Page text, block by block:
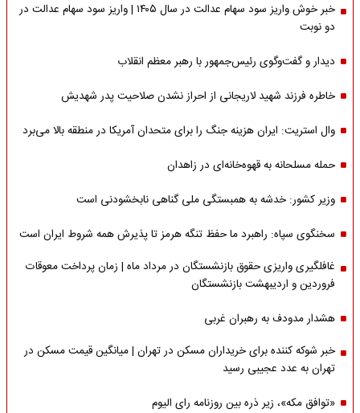
خبر خوش واریز سود سهام عدالت در سال ۱۴۰۵ | واریز سود سهام عدالت در
دو نوبت
دیدار و گفت‌وگوی رئیس‌جمهور با رهبر معظم انقلاب
خاطره فرزند شهید لاریجانی از احراز نشدن صلاحیت پدر شهدیش
وال استریت: ایران هزینه جنگ را برای متحدان آمریکا در منطقه بالا می‌برد
حمله مسلحانه به قهوه‌خانه‌ای در زاهدان
وزیر کشور: خدشه به همبستگی ملی گناهی نابخشودنی است
سخنگوی سپاه: راهبرد ما حفظ تنگه هرمز تا پذیرش همه شروط ایران است
غافلگیری واریزی حقوق بازنشستگان در مرداد ماه | زمان پرداخت معوقات
فروردین و اردیبهشت بازنشستگان
هشدار مدودف به رهبران غربی
خبر شوکه کننده برای خریداران مسکن در تهران | میانگین قیمت مسکن در
تهران به عدد عجیبی رسید
«توافق مکه»، زیر ذره بین روزنامه رای الیوم